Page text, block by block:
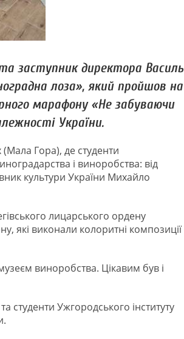
заступник директора Василь
лоза», який пройшов на
марафону «Не забуваючи
України.
Гора), де студенти
і виноробства: від
культури України Михайло
лицарського ордену
які виконали колоритні композиції
виноробства. Цікавим був і
студенти Ужгородського інституту